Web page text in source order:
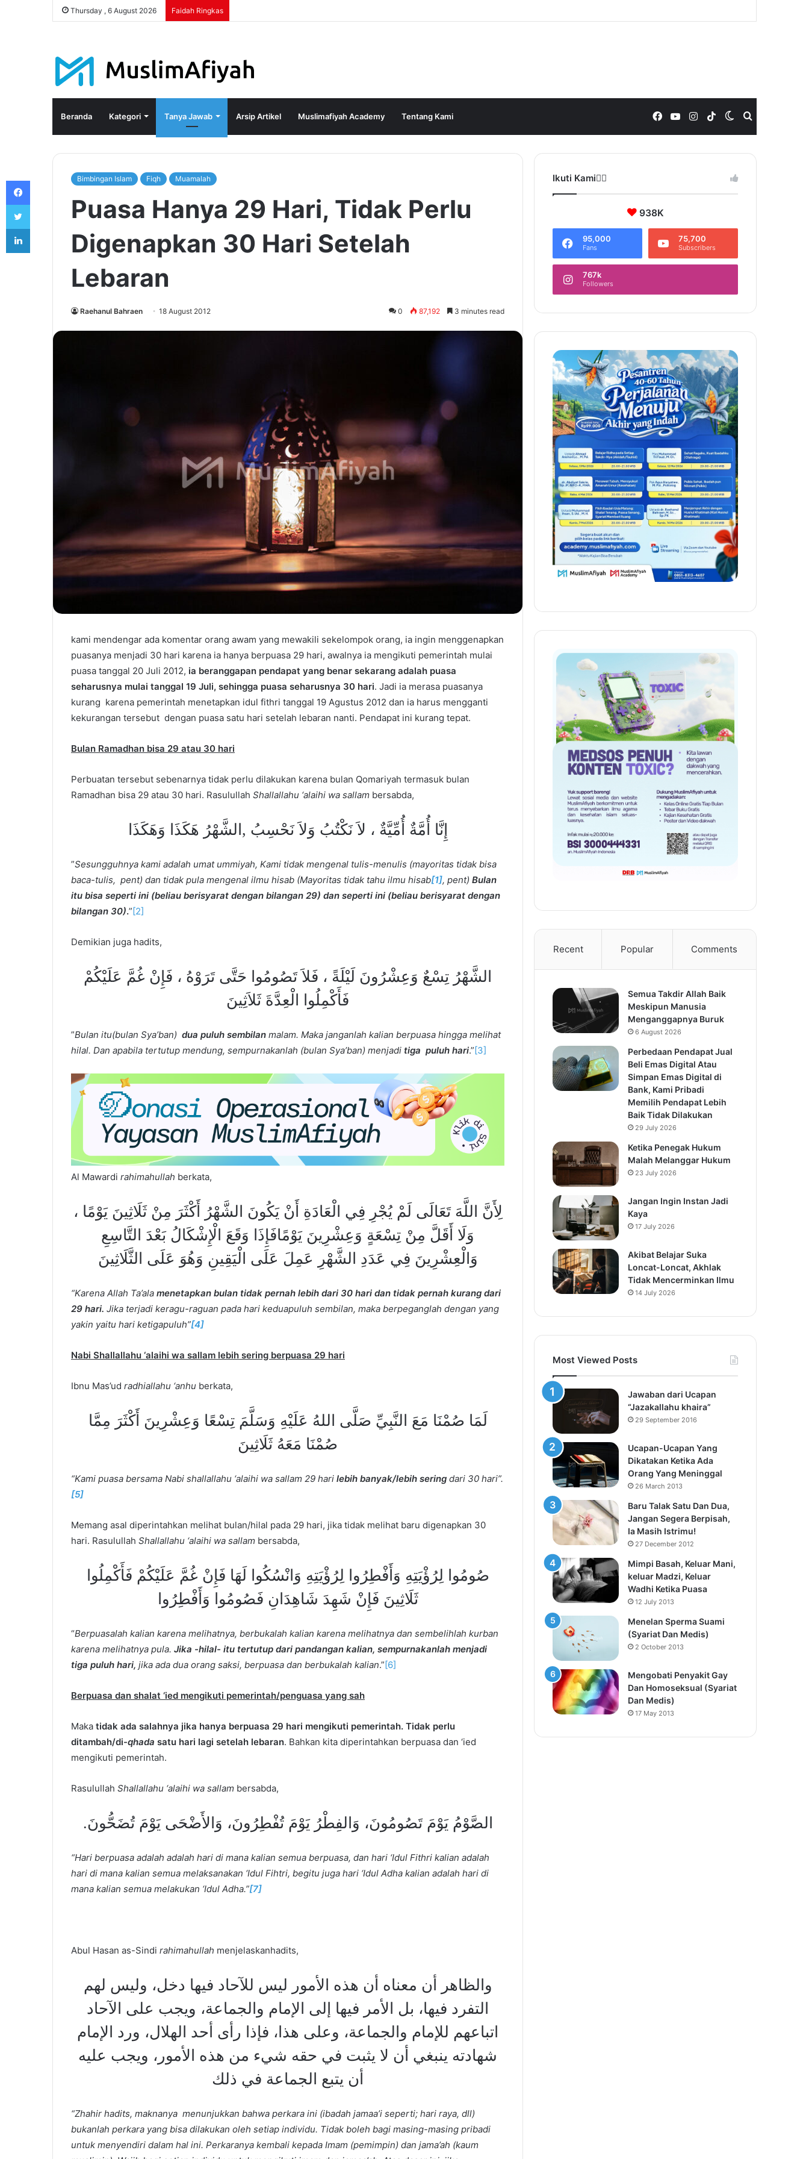
Thursday , 6 August 2026 Faidah Ringkas
Beranda Kategori Tanya Jawab Arsip Artikel Muslimafiyah Academy Tentang Kami Switch
skin
TikTok
Instagram
YouTube
Facebook
Bimbingan Islam Fiqh Muamalah
Puasa Hanya 29 Hari, Tidak Perlu
Digenapkan 30 Hari Setelah
Lebaran
Raehanul Bahraen 18 August 2012 0 87,192 3 minutes read
kami mendengar ada komentar orang awam yang mewakili sekelompok orang, ia ingin menggenapkan
puasanya menjadi 30 hari karena ia hanya berpuasa 29 hari, awalnya ia mengikuti pemerintah mulai
puasa tanggal 20 Juli 2012, ia beranggapan pendapat yang benar sekarang adalah puasa
seharusnya mulai tanggal 19 Juli, sehingga puasa seharusnya 30 hari. Jadi ia merasa puasanya
kurang karena pemerintah menetapkan idul fithri tanggal 19 Agustus 2012 dan ia harus mengganti
kekurangan tersebut dengan puasa satu hari setelah lebaran nanti. Pendapat ini kurang tepat.
Bulan Ramadhan bisa 29 atau 30 hari
Perbuatan tersebut sebenarnya tidak perlu dilakukan karena bulan Qomariyah termasuk bulan
Ramadhan bisa 29 atau 30 hari. Rasulullah Shallallahu ‘alaihi wa sallam bersabda,
إِنَّا أُمَّةٌ أُمِّيَّةٌ ، لاَ نَكْتُبُ وَلاَ نَحْسِبُ ,الشَّهْرُ هَكَذَا وَهَكَذَا
”Sesungguhnya kami adalah umat ummiyah, Kami tidak mengenal tulis-menulis (mayoritas tidak bisa
baca-tulis, pent) dan tidak pula mengenal ilmu hisab (Mayoritas tidak tahu ilmu hisab[1], pent) Bulan
itu bisa seperti ini (beliau berisyarat dengan bilangan 29) dan seperti ini (beliau berisyarat dengan
bilangan 30).”[2]
Demikian juga hadits,
الشَّهْرُ تِسْعٌ وَعِشْرُونَ لَيْلَةً ، فَلاَ تَصُومُوا حَتَّى تَرَوْهُ ، فَإِنْ غُمَّ عَلَيْكُمْ
فَأَكْمِلُوا الْعِدَّةَ ثَلاَثِينَ
”Bulan itu(bulan Sya’ban) dua puluh sembilan malam. Maka janganlah kalian berpuasa hingga melihat
hilal. Dan apabila tertutup mendung, sempurnakanlah (bulan Sya’ban) menjadi tiga puluh hari.”[3]
Al Mawardi rahimahullah berkata,
لِأَنَّ اللَّهَ تَعَالَى لَمْ يُجْرِ فِي الْعَادَةِ أَنْ يَكُونَ الشَّهْرُ أَكْثَرَ مِنْ ثَلَاثِينَ يَوْمًا ،
وَلَا أَقَلَّ مِنْ تِسْعَةٍ وَعِشْرِينَ يَوْمًافَإِذَا وَقَعَ الْإِشْكَالُ بَعْدَ التَّاسِعِ
وَالْعِشْرِينَ فِي عَدَدِ الشَّهْرِ عَمِلَ عَلَى الْيَقِينِ وَهُوَ عَلَى الثَّلَاثِينَ
“Karena Allah Ta’ala menetapkan bulan tidak pernah lebih dari 30 hari dan tidak pernah kurang dari
29 hari. Jika terjadi keragu-raguan pada hari keduapuluh sembilan, maka berpeganglah dengan yang
yakin yaitu hari ketigapuluh”[4]
Nabi Shallallahu ‘alaihi wa sallam lebih sering berpuasa 29 hari
Ibnu Mas’ud radhiallahu ‘anhu berkata,
لَمَا صُمْنَا مَعَ النَّبِيِّ صَلَّى اللهُ عَلَيْهِ وَسَلَّمَ تِسْعًا وَعِشْرِينَ أَكْثَرَ مِمَّا
صُمْنَا مَعَهُ ثَلَاثِينَ
“Kami puasa bersama Nabi shallallahu ‘alaihi wa sallam 29 hari lebih banyak/lebih sering dari 30 hari”.
[5]
Memang asal diperintahkan melihat bulan/hilal pada 29 hari, jika tidak melihat baru digenapkan 30
hari. Rasulullah Shallallahu ‘alaihi wa sallam bersabda,
صُومُوا لِرُؤْيَتِهِ وَأَفْطِرُوا لِرُؤْيَتِهِ وَانْسُكُوا لَهَا فَإِنْ غُمَّ عَلَيْكُمْ فَأَكْمِلُوا
ثَلَاثِينَ فَإِنْ شَهِدَ شَاهِدَانِ فَصُومُوا وَأَفْطِرُوا
“Berpuasalah kalian karena melihatnya, berbukalah kalian karena melihatnya dan sembelihlah kurban
karena melihatnya pula. Jika -hilal- itu tertutup dari pandangan kalian, sempurnakanlah menjadi
tiga puluh hari, jika ada dua orang saksi, berpuasa dan berbukalah kalian.” [6]
Berpuasa dan shalat ‘ied mengikuti pemerintah/penguasa yang sah
Maka tidak ada salahnya jika hanya berpuasa 29 hari mengikuti pemerintah. Tidak perlu
ditambah/di-qhada satu hari lagi setelah lebaran. Bahkan kita diperintahkan berpuasa dan ‘ied
mengikuti pemerintah.
Rasulullah Shallallahu ‘alaihi wa sallam bersabda,
الصَّوْمُ يَوْمَ تَصُومُونَ، وَالفِطْرُ يَوْمَ تُفْطِرُونَ، وَالأَضْحَى يَوْمَ تُضَحُّونَ.
“Hari berpuasa adalah adalah hari di mana kalian semua berpuasa, dan hari ‘Idul Fithri kalian adalah
hari di mana kalian semua melaksanakan ‘Idul Fihtri, begitu juga hari ‘Idul Adha kalian adalah hari di
mana kalian semua melakukan ‘Idul Adha.”[7]
Abul Hasan as-Sindi rahimahullah menjelaskanhadits,
والظاهر أن معناه أن هذه الأمور ليس للآحاد فيها دخل، وليس لهم
التفرد فيها، بل الأمر فيها إلى الإمام والجماعة، ويجب على الآحاد
اتباعهم للإمام والجماعة، وعلى هذا، فإذا رأى أحد الهلال، ورد الإمام
شهادته ينبغي أن لا يثبت في حقه شيء من هذه الأمور، ويجب عليه
أن يتبع الجماعة في ذلك
“Zhahir hadits, maknanya menunjukkan bahwa perkara ini (ibadah jamaa’i seperti; hari raya, dll)
bukanlah perkara yang bisa dilakukan oleh setiap individu. Tidak boleh bagi masing-masing pribadi
untuk menyendiri dalam hal ini. Perkaranya kembali kepada Imam (pemimpin) dan jama’ah (kaum
Ikuti Kami❤️‍🔥
938K
95,000
Fans
75,700
Subscribers
767k
Followers
Recent Popular Comments
Semua Takdir Allah Baik
Meskipun Manusia
Menganggapnya Buruk
6 August 2026
Perbedaan Pendapat Jual
Beli Emas Digital Atau
Simpan Emas Digital di
Bank, Kami Pribadi
Memilih Pendapat Lebih
Baik Tidak Dilakukan
29 July 2026
Ketika Penegak Hukum
Malah Melanggar Hukum
23 July 2026
Jangan Ingin Instan Jadi
Kaya
17 July 2026
Akibat Belajar Suka
Loncat-Loncat, Akhlak
Tidak Mencerminkan Ilmu
14 July 2026
Most Viewed Posts
Jawaban dari Ucapan
“Jazakallahu khaira”
29 September 2016
Ucapan-Ucapan Yang
Dikatakan Ketika Ada
Orang Yang Meninggal
26 March 2013
Baru Talak Satu Dan Dua,
Jangan Segera Berpisah,
Ia Masih Istrimu!
27 December 2012
Mimpi Basah, Keluar Mani,
keluar Madzi, Keluar
Wadhi Ketika Puasa
12 July 2013
Menelan Sperma Suami
(Syariat Dan Medis)
2 October 2013
Mengobati Penyakit Gay
Dan Homoseksual (Syariat
Dan Medis)
17 May 2013
Facebook
Twitter
LinkedIn